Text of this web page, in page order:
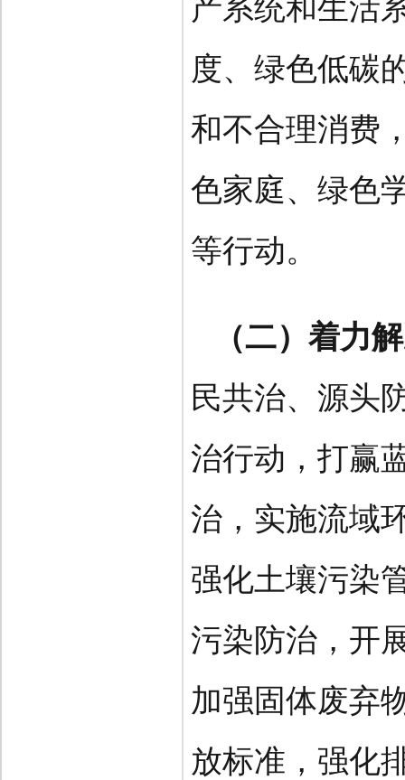
产系统和生活
度、绿色低碳
和不合理消费
色家庭、绿色
等行动。
（二）着力
民共治、源头
治行动，打赢
治，实施流域
强化土壤污染
污染防治，开
加强固体废弃
放标准，强化